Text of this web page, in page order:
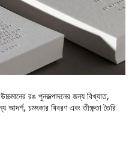
উচ্চমানের রঙ পুনরুত্পাদনের জন্য বিখ্যাত,
চমৎকার বিবরণ এবং তীক্ষ্ণতা তৈরি